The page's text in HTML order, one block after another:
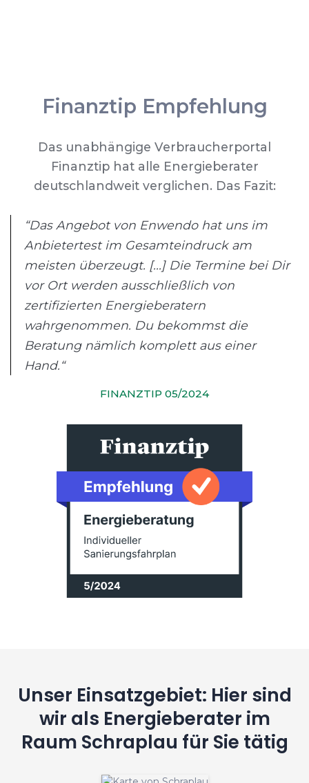
Finanztip Empfehlung
Das unabhängige Verbraucherportal
Finanztip hat alle Energieberater
deutschlandweit verglichen. Das Fazit:
“Das Angebot von Enwendo hat uns im
Anbietertest im Gesamteindruck am
meisten überzeugt. [...] Die Termine bei Dir
vor Ort werden ausschließlich von
zertifizierten Energieberatern
wahrgenommen. Du bekommst die
Beratung nämlich komplett aus einer
Hand.“
FINANZTIP 05/2024
Unser Einsatzgebiet: Hier sind
wir als Energieberater im
Raum Schraplau für Sie tätig